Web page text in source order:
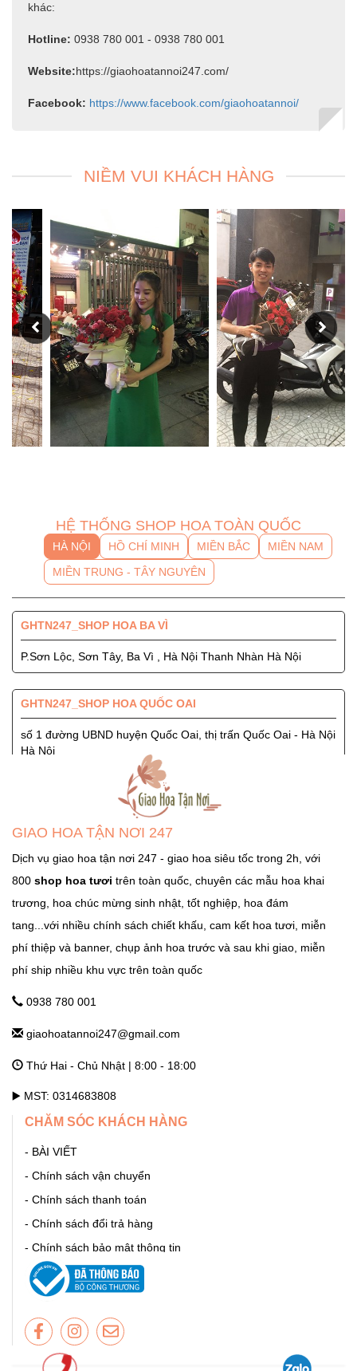
khác:
Hotline: 0938 780 001 - 0938 780 001
Website:https://giaohoatannoi247.com/
Facebook: https://www.facebook.com/giaohoatannoi/
NIỀM VUI KHÁCH HÀNG
GIAO HOA TẬN NƠI 247
Dịch vụ giao hoa tận nơi 247 - giao hoa siêu tốc trong 2h, với
800 shop hoa tươi trên toàn quốc, chuyên các mẫu hoa khai
trương, hoa chúc mừng sinh nhật, tốt nghiệp, hoa đám
tang...với nhiều chính sách chiết khấu, cam kết hoa tươi, miễn
phí thiệp và banner, chụp ảnh hoa trước và sau khi giao, miễn
phí ship nhiều khu vực trên toàn quốc
0938 780 001
giaohoatannoi247@gmail.com
Thứ Hai - Chủ Nhật | 8:00 - 18:00
▶️ MST: 0314683808
CHĂM SÓC KHÁCH HÀNG
- BÀI VIẾT
- Chính sách vận chuyển
- Chính sách thanh toán
- Chính sách đổi trả hàng
- Chính sách bảo mật thông tin
- Hướng dẫn mua hàng
- GIỚI THIỆU
HỆ THỐNG SHOP HOA TOÀN QUỐC
HÀ NỘI HỒ CHÍ MINH MIỀN BẮC
MIỀN NAM
MIỀN TRUNG - TÂY NGUYÊN
GHTN247_SHOP HOA BA VÌ
P.Sơn Lộc, Sơn Tây, Ba Vì , Hà Nội Thanh Nhàn Hà Nội
GHTN247_SHOP HOA QUỐC OAI
số 1 đường UBND huyện Quốc Oai, thị trấn Quốc Oai - Hà Nội
Hà Nội
GHTN247_SHOP HOA SÓC SƠN
Quốc Lộ 3, Xã Phù Lỗ, Huyện Sóc Sơn, Thành Phố Hà Nội
Tỉnh Lộ 84, TT. Liên Quan, Thạch Thất, Hà Nội Hà Nội
GHTN247_SHOP HOA THANH OAI
Số 7 Dốc Mọc - Cao Dương - Thanh Oai - Hà Nội Hà Nội
Hà Nội
11 Quang Trung, thị trấn Vân Đình - Ứng Hòa - Hà Nội Hà Nội
GHTN247_SHOP HOA BA ĐÌNH
86 Cửa Bắc, Ba Đình, Hà Nội. Phúc Xá Hà Nội
GHTN247_SHOP HOA BẮC TỪ LIÊM
146, Đường 69, Phường Đông Ngạc, Quận Bắc Từ Liêm,
Thành Phố Hà Nội Điện Biên Hà Nội